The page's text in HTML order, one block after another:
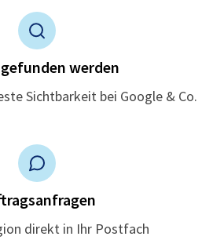
werden
Sichtbarkeit bei Google & Co.
direkt in Ihr Postfach